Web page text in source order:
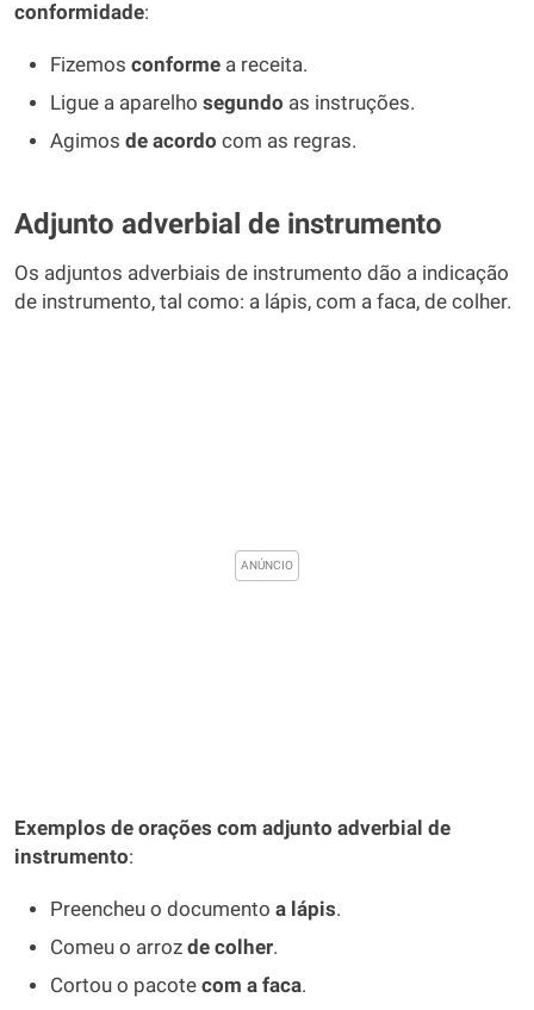
conformidade:
Fizemos conforme a receita.
Ligue a aparelho segundo as instruções.
Agimos de acordo com as regras.
Adjunto adverbial de instrumento
Os adjuntos adverbiais de instrumento dão a indicação
de instrumento, tal como: a lápis, com a faca, de colher.
Exemplos de orações com adjunto adverbial de
instrumento:
Preencheu o documento a lápis.
Comeu o arroz de colher.
Cortou o pacote com a faca.